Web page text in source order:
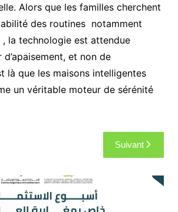
Alors que les familles cherchent
des routines notamment
la technologie est attendue
et non de
là que les maisons intelligentes
un véritable moteur de sérénité
Suivant